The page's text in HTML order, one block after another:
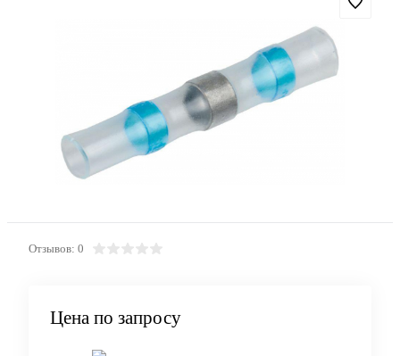
Отзывов: 0
Цена по запросу